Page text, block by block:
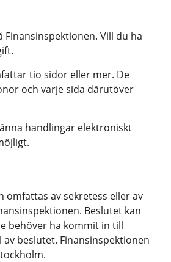
Vill du ha
tio sidor eller mer. De
och varje sida därutöver
handlingar elektroniskt
omfattas av sekretess eller av
Beslutet kan
behöver ha kommit in till
beslutet. Finansinspektionen